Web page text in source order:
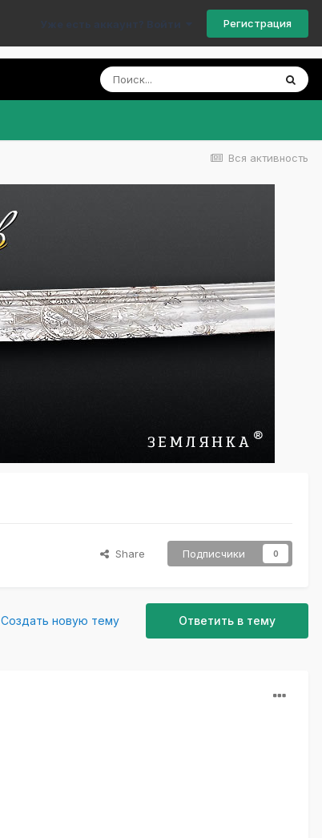
Уже есть аккаунт? Войти Регистрация
Вся активность
Share Подписчики 0
Ответить в тему
Создать новую тему